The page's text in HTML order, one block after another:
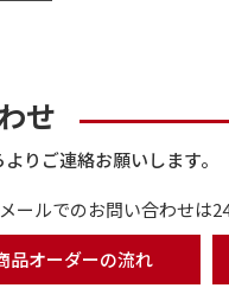
せ
りご連絡お願いします。
メールでのお問い合わせは
品オーダーの流れ